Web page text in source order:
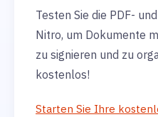
Testen Sie die PDF-
Nitro, um Dokumente
zu signieren und zu
kostenlos!
Starten Sie Ihre